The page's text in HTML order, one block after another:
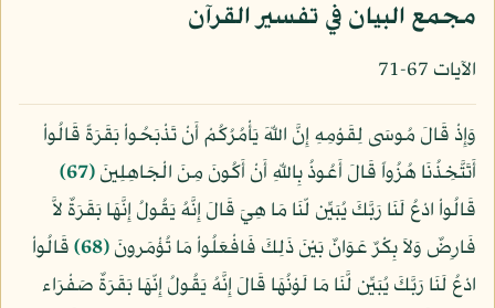
مجمع البيان في تفسير القرآن
الآيات 67-71
وَإِذْ قَالَ مُوسَى لِقَوْمِهِ إِنَّ اللّهَ يَأْمُرُكُمْ أَنْ تَذْبَحُواْ بَقَرَةً قَالُواْ
أَتَتَّخِذُنَا هُزُواً قَالَ أَعُوذُ بِاللّهِ أَنْ أَكُونَ مِنَ الْجَاهِلِينَ﴿67﴾
قَالُواْ ادْعُ لَنَا رَبَّكَ يُبَيِّن لّنَا مَا هِيَ قَالَ إِنَّهُ يَقُولُ إِنَّهَا بَقَرَةٌ لاَّ
فَارِضٌ وَلاَ بِكْرٌ عَوَانٌ بَيْنَ ذَلِكَ فَافْعَلُواْ مَا تُؤْمَرونَ﴿68﴾
قَالُواْ
ادْعُ لَنَا رَبَّكَ يُبَيِّن لَّنَا مَا لَوْنُهَا قَالَ إِنَّهُ يَقُولُ إِنّهَا بَقَرَةٌ صَفْرَاء